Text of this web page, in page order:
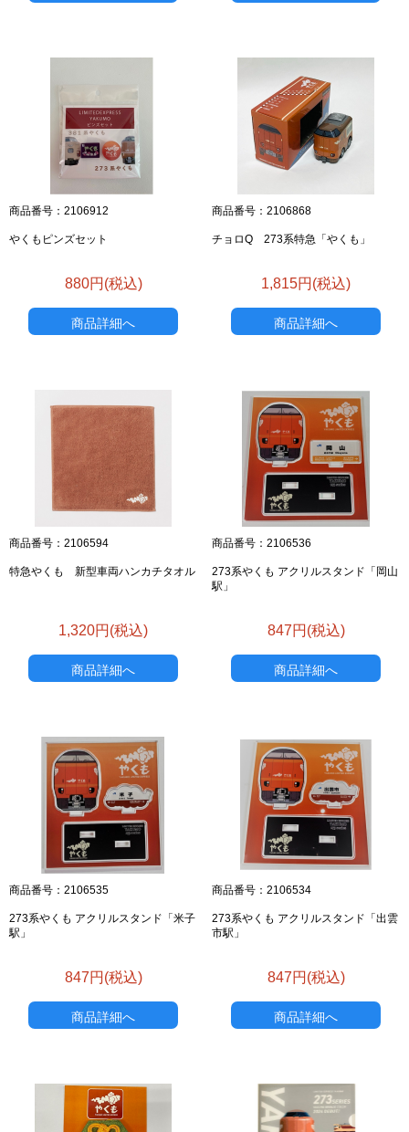
商品番号：2106912
やくもピンズセット
880円(税込)
商品詳細へ
商品番号：2106868
チョロQ 273系特急「やくも」
1,815円(税込)
商品詳細へ
商品番号：2106594
特急やくも 新型車両ハンカチタオル
1,320円(税込)
商品詳細へ
商品番号：2106536
273系やくも アクリルスタンド「岡山
駅」
847円(税込)
商品詳細へ
商品番号：2106535
273系やくも アクリルスタンド「米子
駅」
847円(税込)
商品詳細へ
商品番号：2106534
273系やくも アクリルスタンド「出雲
市駅」
847円(税込)
商品詳細へ